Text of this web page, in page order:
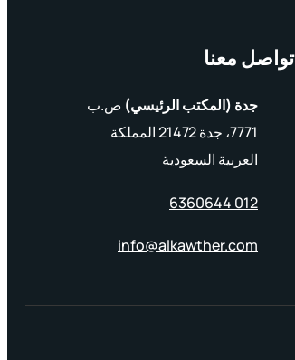
تواصل معنا
جدة (المكتب الرئيسي) ص.ب
7771، جدة 21472 المملكة
العربية السعودية
012 6360644
info@alkawther.com